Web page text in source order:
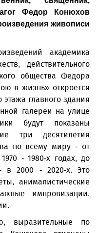
Федор Конюхов
живописи
академика
действительного
общества Федора
в жизнь» откроется
главного здания
галереи на улице
будут показаны
три десятилетия
по всему миру - от
- 1980-х годах, до
в 2000 - 2020-х. Это
анималистические
импровизации,
выразительные по